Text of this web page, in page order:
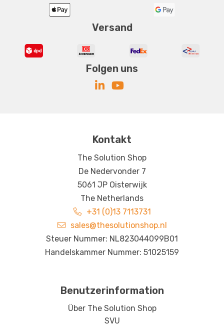
Versand
Folgen uns
Kontakt
The Solution Shop
De Nedervonder 7
5061 JP Oisterwijk
The Netherlands
+31 (0)13 7113731
sales@thesolutionshop.nl
Steuer Nummer: NL823044099B01
Handelskammer Nummer: 51025159
Benutzerinformation
Über The Solution Shop
SVU